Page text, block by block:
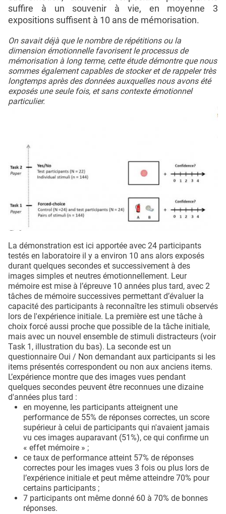
suffire à un souvenir à vie, en moyenne 3
expositions suffisent à 10 ans de mémorisation.
On savait déjà que le nombre de répétitions ou la
dimension émotionnelle favorisent le processus de
mémorisation à long terme, cette étude démontre que nous
sommes également capables de stocker et de rappeler très
longtemps après des données auxquelles nous avons été
exposés une seule fois, et sans contexte émotionnel
particulier.
La démonstration est ici apportée avec 24 participants
testés en laboratoire il y a environ 10 ans alors exposés
durant quelques secondes et successivement à des
images simples et neutres émotionnellement. Leur
mémoire est mise à l’épreuve 10 années plus tard, avec 2
tâches de mémoire successives permettant d’évaluer la
capacité des participants à reconnaître les stimuli observés
lors de l'expérience initiale. La première est une tâche à
choix forcé aussi proche que possible de la tâche initiale,
mais avec un nouvel ensemble de stimuli distracteurs (voir
Task 1, illustration du bas). La seconde est un
questionnaire Oui / Non demandant aux participants si les
items présentés correspondent ou non aux anciens items.
L’expérience montre que des images vues pendant
quelques secondes peuvent être reconnues une dizaine
d'années plus tard :
en moyenne, les participants atteignent une
performance de 55% de réponses correctes, un score
supérieur à celui de participants qui n'avaient jamais
vu ces images auparavant (51%), ce qui confirme un
« effet mémoire » ;
ce taux de performance atteint 57% de réponses
correctes pour les images vues 3 fois ou plus lors de
l’expérience initiale et peut même atteindre 70% pour
certains participants ;
7 participants ont même donné 60 à 70% de bonnes
réponses.